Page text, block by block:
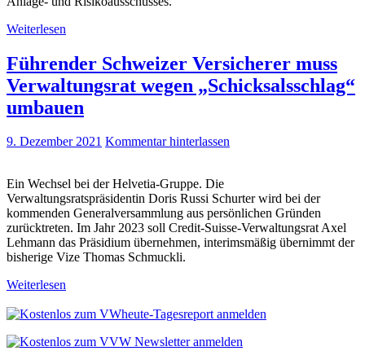
Weiterlesen
Führender Schweizer Versicherer muss
Verwaltungsrat wegen „Schicksalsschlag“
umbauen
9. Dezember 2021 Kommentar hinterlassen
Ein Wechsel bei der Helvetia-Gruppe. Die
Verwaltungsratspräsidentin Doris Russi Schurter wird bei der
kommenden Generalversammlung aus persönlichen Gründen
zurücktreten. Im Jahr 2023 soll Credit-Suisse-Verwaltungsrat Axel
Lehmann das Präsidium übernehmen, interimsmäßig übernimmt der
bisherige Vize Thomas Schmuckli.
Weiterlesen